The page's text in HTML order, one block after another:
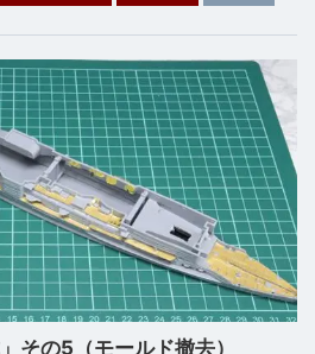
その5（モールド撤去）